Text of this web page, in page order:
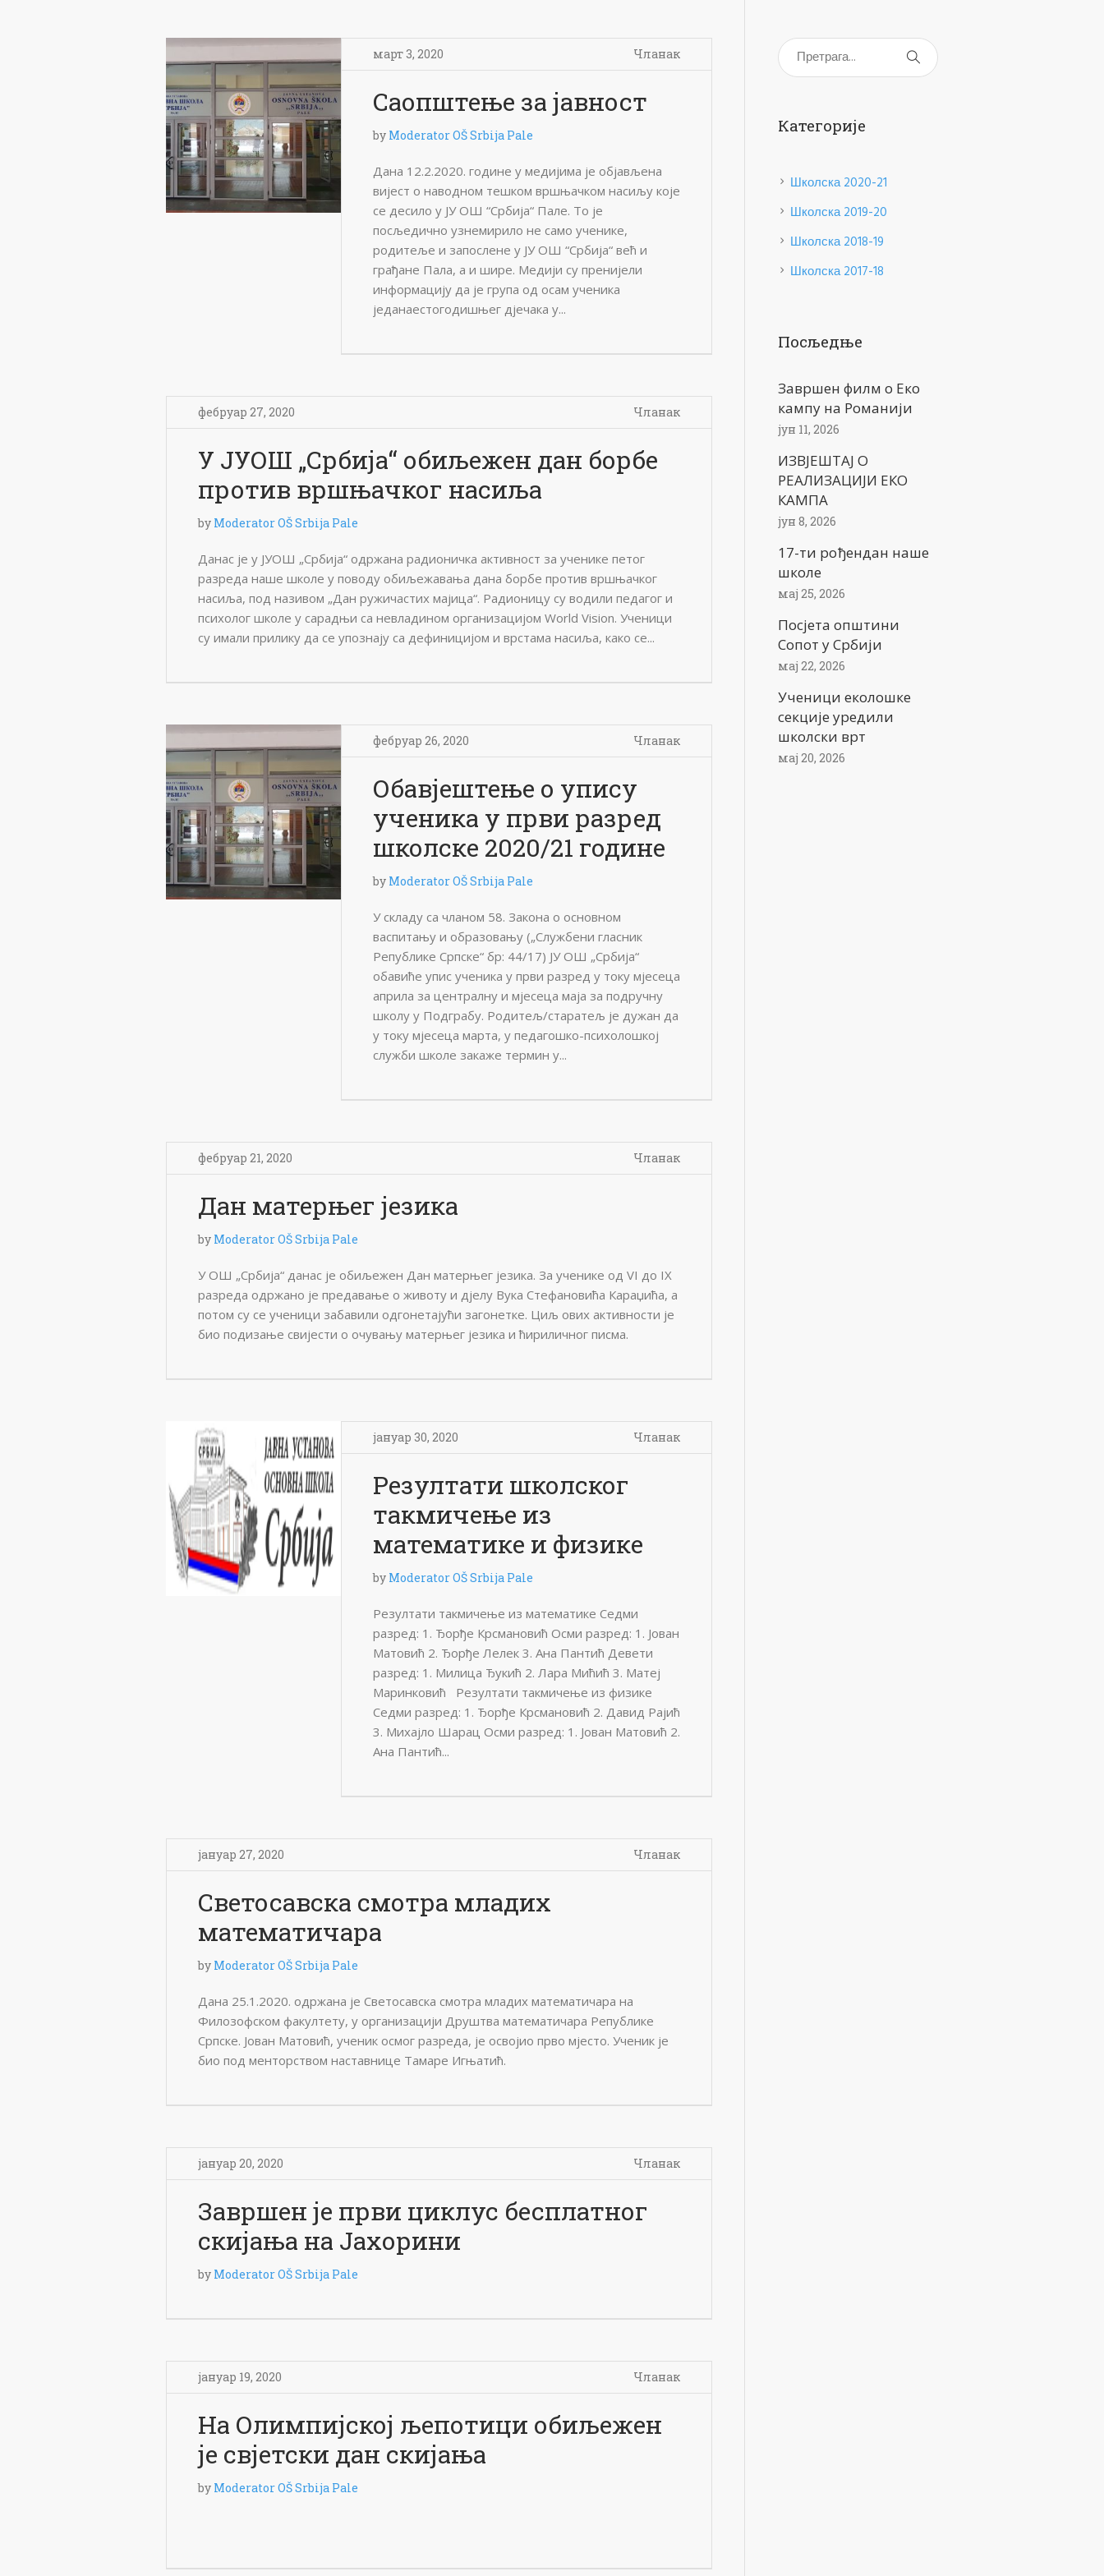
март 3, 2020 Чланак
Саопштење за јавност
by Moderator OŠ Srbija Pale
Дана 12.2.2020. године у медијима је објављена
вијест о наводном тешком вршњачком насиљу које
се десило у ЈУ ОШ “Србија“ Пале. То је
посљедично узнемирило не само ученике,
родитеље и запослене у ЈУ ОШ “Србија“ већ и
грађане Пала, а и шире. Медији су пренијели
информацију да је група од осам ученика
једанаестогодишњег дјечака у...
фебруар 27, 2020 Чланак
У ЈУОШ „Србија“ обиљежен дан борбе
против вршњачког насиља
by Moderator OŠ Srbija Pale
Данас је у ЈУОШ „Србија“ одржана радионичка активност за ученике петог
разреда наше школе у поводу обиљежавања дана борбе против вршњачког
насиља, под називом „Дан ружичастих мајица“. Радионицу су водили педагог и
психолог школе у сарадњи са невладином организацијом World Vision. Ученици
су имали прилику да се упознају са дефиницијом и врстама насиља, како се...
фебруар 26, 2020 Чланак
Обавјештење о упису
ученика у први разред
школске 2020/21 године
by Moderator OŠ Srbija Pale
У складу са чланом 58. Закона о основном
васпитању и образовању („Службени гласник
Републике Српске“ бр: 44/17) ЈУ ОШ „Србија“
обавиће упис ученика у први разред у току мјесеца
априла за централну и мјесеца маја за подручну
школу у Подграбу. Родитељ/старатељ је дужан да
у току мјесеца марта, у педагошко-психолошкој
служби школе закаже термин у...
фебруар 21, 2020 Чланак
Дан матерњег језика
by Moderator OŠ Srbija Pale
У ОШ „Србија“ данас је обиљежен Дан матерњег језика. За ученике од VI до IX
разреда одржано је предавање о животу и дјелу Вука Стефановића Караџића, а
потом су се ученици забавили одгонетајући загонетке. Циљ ових активности је
био подизање свијести о очувању матерњег језика и ћириличног писма.
јануар 30, 2020 Чланак
Резултати школског
такмичење из
математике и физике
by Moderator OŠ Srbija Pale
Резултати такмичење из математике Седми
разред: 1. Ђорђе Крсмановић Осми разред: 1. Јован
Матовић 2. Ђорђе Лелек 3. Ана Пантић Девети
разред: 1. Милица Ђукић 2. Лара Мићић 3. Матеј
Маринковић Резултати такмичење из физике
Седми разред: 1. Ђорђе Крсмановић 2. Давид Рајић
3. Михајло Шарац Осми разред: 1. Јован Матовић 2.
Ана Пантић...
јануар 27, 2020 Чланак
Светосавска смотра младих
математичара
by Moderator OŠ Srbija Pale
Дана 25.1.2020. одржана је Светосавска смотра младих математичара на
Филозофском факултету, у организацији Друштва математичара Републике
Српске. Јован Матовић, ученик осмог разреда, је освојио прво мјесто. Ученик је
био под менторством наставнице Тамаре Игњатић.
јануар 20, 2020 Чланак
Завршен је први циклус бесплатног
скијања на Јахорини
by Moderator OŠ Srbija Pale
јануар 19, 2020 Чланак
На Олимпијској љепотици обиљежен
је свјетски дан скијања
by Moderator OŠ Srbija Pale
Категорије
Школска 2020-21
Школска 2019-20
Школска 2018-19
Школска 2017-18
Посљедње
Завршен филм о Еко
кампу на Романији
јун 11, 2026
ИЗВЈЕШТАЈ О
РЕАЛИЗАЦИЈИ ЕКО
КАМПА
јун 8, 2026
17-ти рођендан наше
школе
мај 25, 2026
Посјета општини
Сопот у Србији
мај 22, 2026
Ученици еколошке
секције уредили
школски врт
мај 20, 2026